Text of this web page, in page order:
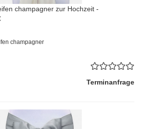
champagner zur Hochzeit -
champagner
Terminanfrage